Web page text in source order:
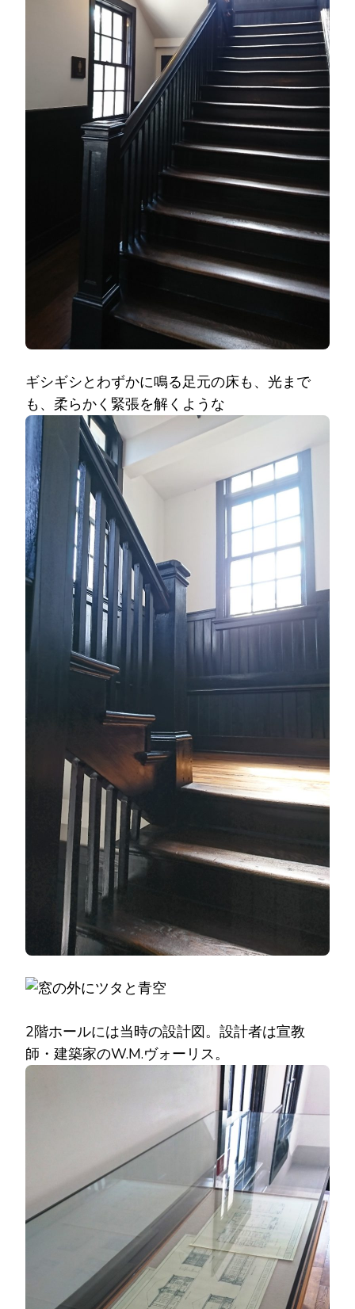
ギシギシとわずかに鳴る足元の床も、光まで
も、柔らかく緊張を解くような
2階ホールには当時の設計図。設計者は宣教
師・建築家のW.M.ヴォーリス。